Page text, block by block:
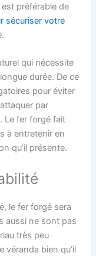
est préférable de
sécuriser votre
qui nécessite
durée. De ce
pour éviter
par
Le fer forgé fait
à entretenir en
qu’il présente.
le fer forgé sera
aussi ne sont pas
très peu
véranda bien qu’il